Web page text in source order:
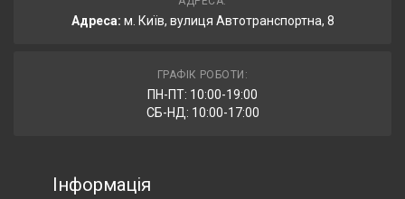
Адреса: м. Київ, вулиця Автотранспортна, 8
ГРАФІК РОБОТИ:
ПН-ПТ: 10:00-19:00
СБ-НД: 10:00-17:00
Інформація